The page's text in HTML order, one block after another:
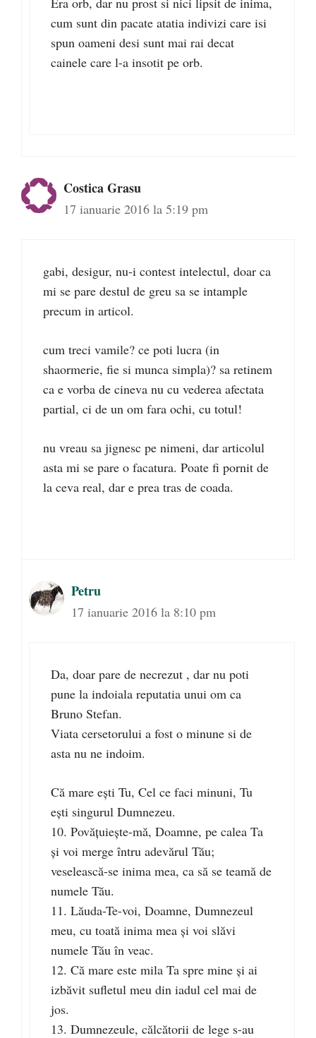
cum sunt din pacate atatia indivizi care isi
spun oameni desi sunt mai rai decat
cainele care l-a insotit pe orb.
Costica Grasu
17 ianuarie 2016 la 5:19 pm
gabi, desigur, nu-i contest intelectul, doar ca
mi se pare destul de greu sa se intample
precum in articol.
cum treci vamile? ce poti lucra (in
shaormerie, fie si munca simpla)? sa retinem
ca e vorba de cineva nu cu vederea afectata
partial, ci de un om fara ochi, cu totul!
nu vreau sa jignesc pe nimeni, dar articolul
asta mi se pare o facatura. Poate fi pornit de
la ceva real, dar e prea tras de coada.
Petru
17 ianuarie 2016 la 8:10 pm
Da, doar pare de necrezut , dar nu poti
pune la indoiala reputatia unui om ca
Bruno Stefan.
Viata cersetorului a fost o minune si de
asta nu ne indoim.
Că mare eşti Tu, Cel ce faci minuni, Tu
eşti singurul Dumnezeu.
10. Povăţuieşte-mă, Doamne, pe calea Ta
şi voi merge întru adevărul Tău;
veselească-se inima mea, ca să se teamă de
numele Tău.
11. Lăuda-Te-voi, Doamne, Dumnezeul
meu, cu toată inima mea şi voi slăvi
numele Tău în veac.
12. Că mare este mila Ta spre mine şi ai
izbăvit sufletul meu din iadul cel mai de
jos.
13. Dumnezeule, călcătorii de lege s-au